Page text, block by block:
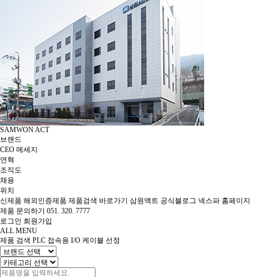
SAMWON ACT
브랜드
CEO 메세지
연혁
조직도
채용
위치
신제품 해외인증제품 제품검색 바로가기 삼원액트 공식블로그 넥스파 홈페이지
제품 문의하기 051. 320. 7777
로그인 회원가입
ALL MENU
제품 검색 PLC 접속용 I/O 케이블 선정